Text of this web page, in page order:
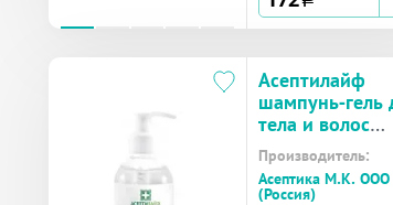
Асептилайф
шампунь-гель
тела и волос
фл.250мл №1
Производитель:
Асептика М.К. ООО
(Россия)